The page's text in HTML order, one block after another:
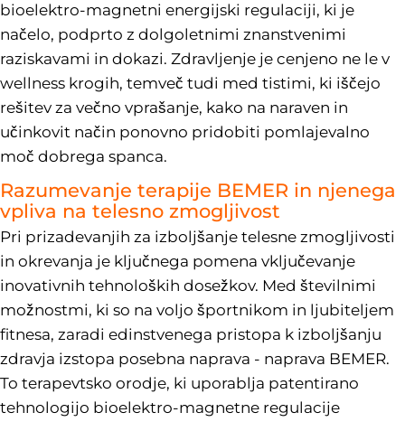
bioelektro-magnetni energijski regulaciji, ki je
načelo, podprto z dolgoletnimi znanstvenimi
raziskavami in dokazi. Zdravljenje je cenjeno ne le v
wellness krogih, temveč tudi med tistimi, ki iščejo
rešitev za večno vprašanje, kako na naraven in
učinkovit način ponovno pridobiti pomlajevalno
moč dobrega spanca.
Razumevanje terapije BEMER in njenega
vpliva na telesno zmogljivost
Pri prizadevanjih za izboljšanje telesne zmogljivosti
in okrevanja je ključnega pomena vključevanje
inovativnih tehnoloških dosežkov. Med številnimi
možnostmi, ki so na voljo športnikom in ljubiteljem
fitnesa, zaradi edinstvenega pristopa k izboljšanju
zdravja izstopa posebna naprava - naprava BEMER.
To terapevtsko orodje, ki uporablja patentirano
tehnologijo bioelektro-magnetne regulacije